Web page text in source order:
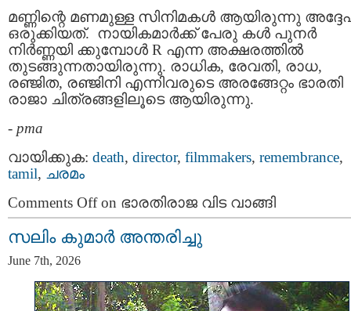
മണ്ണിന്റെ മണമുള്ള സിനിമകൾ ആയിരുന്നു
ഒരുക്കിയത്. നായികമാർക്ക് പേരു കൾ പുനർ
നിർണ്ണയി ക്കുമ്പോൾ R എന്ന അക്ഷരത്തിൽ
തുടങ്ങുന്നതായിരുന്നു. രാധിക, രേവതി, രാധ,
രഞ്ജിത, രഞ്ജിനി എന്നിവരുടെ അരങ്ങേറ്റം ഭാരതി
രാജാ ചിത്രങ്ങളിലൂടെ ആയിരുന്നു.
- pma
വായിക്കുക: death, director, filmmakers, remembrance,
tamil, ചരമം
Comments Offon ഭാരതിരാജ വിട വാങ്ങി
സലിം കുമാർ അന്തരിച്ചു
June 7th, 2026